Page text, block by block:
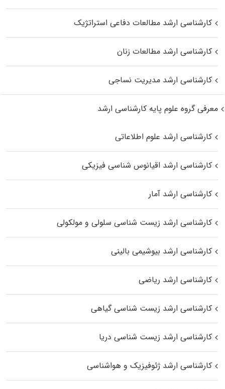
کارشناسی ارشد مطالعات دفاعی استراتژیک
کارشناسی ارشد مطالعات زنان
کارشناسی ارشد مدیریت نساجی
معرفی گروه علوم پایه کارشناسی ارشد
کارشناسی ارشد علوم اطلاعاتی
کارشناسی ارشد اقیانوس‌ شناسی فیزیکی
کارشناسی ارشد آمار
کارشناسی ارشد زیست شناسی سلولی و مولکولی
کارشناسی ارشد بیوشیمی بالینی
کارشناسی ارشد ریاضی
کارشناسی ارشد زیست‌ شناسی گیاهی
کارشناسی ارشد زیست‌ شناسی دریا
کارشناسی ارشد ژئوفیزیک و هواشناسی